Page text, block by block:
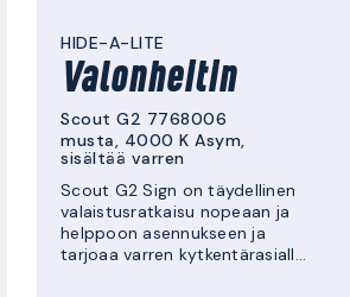
HIDE-A-LITE
Valonheitin
Scout G2 7768006
musta, 4000 K Asym,
sisältää varren
Scout G2 Sign on täydellinen
valaistusratkaisu nopeaan ja
helppoon asennukseen ja
tarjoaa varren kytkentärasialla